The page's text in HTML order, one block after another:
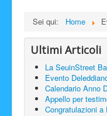
Sei qui: Home
Ultimi Articoli
La SeuinStreet
Evento
Calendario Anno
Appello per
Congratulazioni a